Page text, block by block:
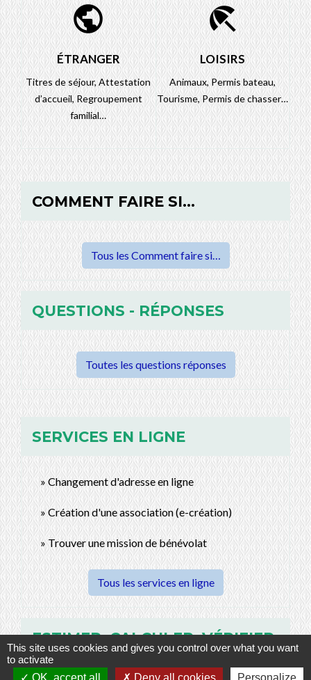
public
ÉTRANGER
Titres de séjour,Attestation
d’accueil,Regroupement
familial…
beach_access
LOISIRS
Animaux, Permis bateau,
Tourisme,Permis de chasser…
COMMENT FAIRE SI…
Tous les Comment faire si…
QUESTIONS - RÉPONSES
Toutes les questions réponses
SERVICES EN LIGNE
Changement d'adresse en ligne
Création d'une association (e-création)
Trouver une mission de bénévolat
Tous les services en ligne
ESTIMER, CALCULER, VÉRIFIER
This site uses cookies and gives you control over what you want
to activate
OK, accept all
Deny all cookies Personalize